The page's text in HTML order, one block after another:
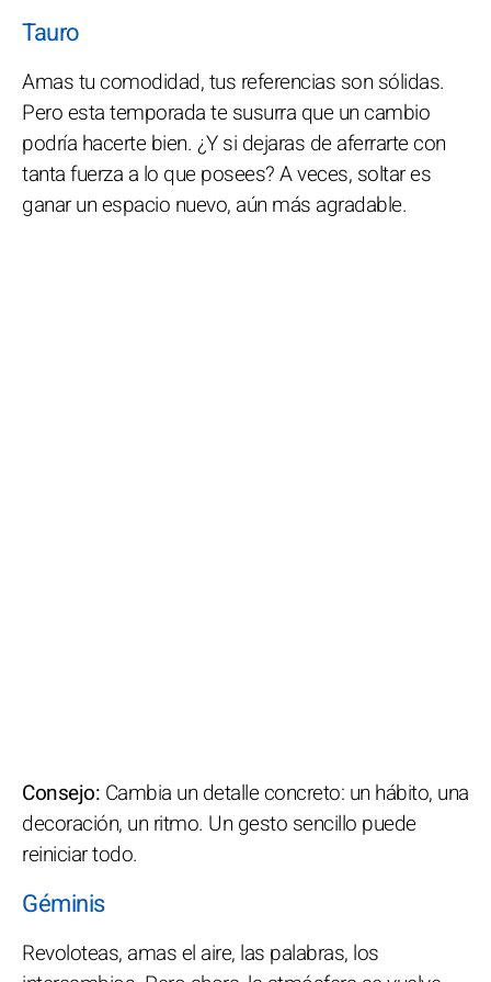
Tauro
Amas tu comodidad, tus referencias son sólidas.
Pero esta temporada te susurra que un cambio
podría hacerte bien. ¿Y si dejaras de aferrarte con
tanta fuerza a lo que posees? A veces, soltar es
ganar un espacio nuevo, aún más agradable.
Consejo: Cambia un detalle concreto: un hábito, una
decoración, un ritmo. Un gesto sencillo puede
reiniciar todo.
Géminis
Revoloteas, amas el aire, las palabras, los